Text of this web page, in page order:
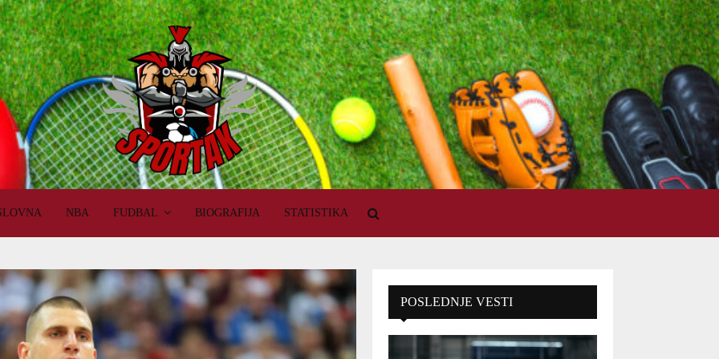
NBA FUDBAL BIOGRAFIJA STATISTIKA
POSLEDNJE VESTI